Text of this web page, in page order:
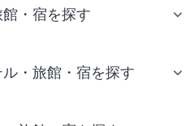
・宿を探す
・旅館・宿を探す